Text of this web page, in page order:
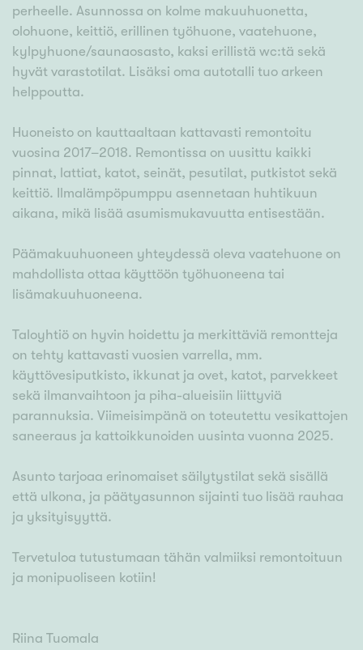
perheelle. Asunnossa on kolme makuuhuonetta,
olohuone, keittiö, erillinen työhuone, vaatehuone,
kylpyhuone/saunaosasto, kaksi erillistä wc:tä sekä
hyvät varastotilat. Lisäksi oma autotalli tuo arkeen
helppoutta.
Huoneisto on kauttaaltaan kattavasti remontoitu
vuosina 2017–2018. Remontissa on uusittu kaikki
pinnat, lattiat, katot, seinät, pesutilat, putkistot sekä
keittiö. Ilmalämpöpumppu asennetaan huhtikuun
aikana, mikä lisää asumismukavuutta entisestään.
Päämakuuhuoneen yhteydessä oleva vaatehuone on
mahdollista ottaa käyttöön työhuoneena tai
lisämakuuhuoneena.
Taloyhtiö on hyvin hoidettu ja merkittäviä remontteja
on tehty kattavasti vuosien varrella, mm.
käyttövesiputkisto, ikkunat ja ovet, katot, parvekkeet
sekä ilmanvaihtoon ja piha-alueisiin liittyviä
parannuksia. Viimeisimpänä on toteutettu vesikattojen
saneeraus ja kattoikkunoiden uusinta vuonna 2025.
Asunto tarjoaa erinomaiset säilytystilat sekä sisällä
että ulkona, ja päätyasunnon sijainti tuo lisää rauhaa
ja yksityisyyttä.
Tervetuloa tutustumaan tähän valmiiksi remontoituun
ja monipuoliseen kotiin!
Riina Tuomala